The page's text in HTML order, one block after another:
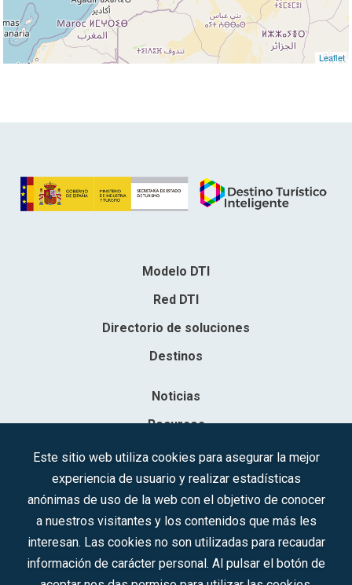
Leaflet
Modelo DTI
Red DTI
Directorio de soluciones
Destinos
Noticias
Recursos
Contacto
Sociedad Mercantil Estatal para la Gestión de la Innovación y las
Inscrita en el R.M. de Madrid, T, 12593, Se. 8, F. 129, H. 201.307.
C.I.F.: A-81/874.984
Este sitio web utiliza cookies para asegurar la mejor
experiencia de usuario y realizar estadísticas
anónimas de uso de la web con el objetivo de conocer
a nuestros visitantes y los contenidos que más les
interesan. Las cookies no son utilizadas para recaudar
información de carácter personal. Al pulsar el botón de